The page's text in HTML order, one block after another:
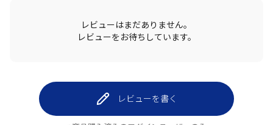
レビューはまだありません。
レビューをお待ちしています。
レビューを書く